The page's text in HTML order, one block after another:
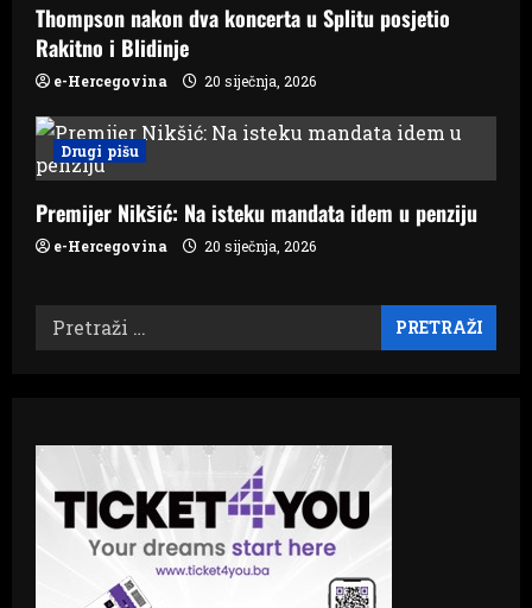
Thompson nakon dva koncerta u Splitu posjetio
Rakitno i Blidinje
e-Hercegovina 20 siječnja, 2026
Drugi pišu
Premijer Nikšić: Na isteku mandata idem u penziju
e-Hercegovina 20 siječnja, 2026
Pretraži: